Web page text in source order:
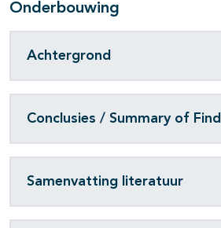
Onderbouwing
Achtergrond
Conclusies / Summary of
Samenvatting literatuur